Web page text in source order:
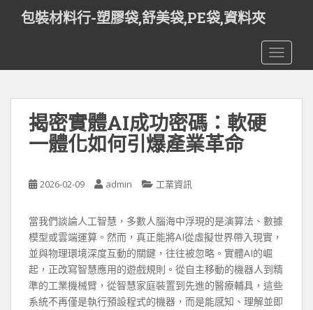
t
包裝材料行-塑膠袋,舒美袋,PE袋,資料夾
揭密實體AI成功密碼：軟硬
一體化如何引爆產業革命
2026-02-09 admin 工業資訊
當我們談論人工智慧，多數人腦海中浮現的是演算法、數據
模型或雲端運算。然而，真正能將AI從虛擬世界帶入現實，
並與物理環境深度互動的關鍵，往往被忽略。實體AI的崛
起，正改寫智慧應用的遊戲規則。從自主移動的機器人到精
準的工業機械臂，從智慧家庭裝置到先進的醫療輔具，這些
系統不再僅是執行預設程式的機器，而是能感知、理解並即